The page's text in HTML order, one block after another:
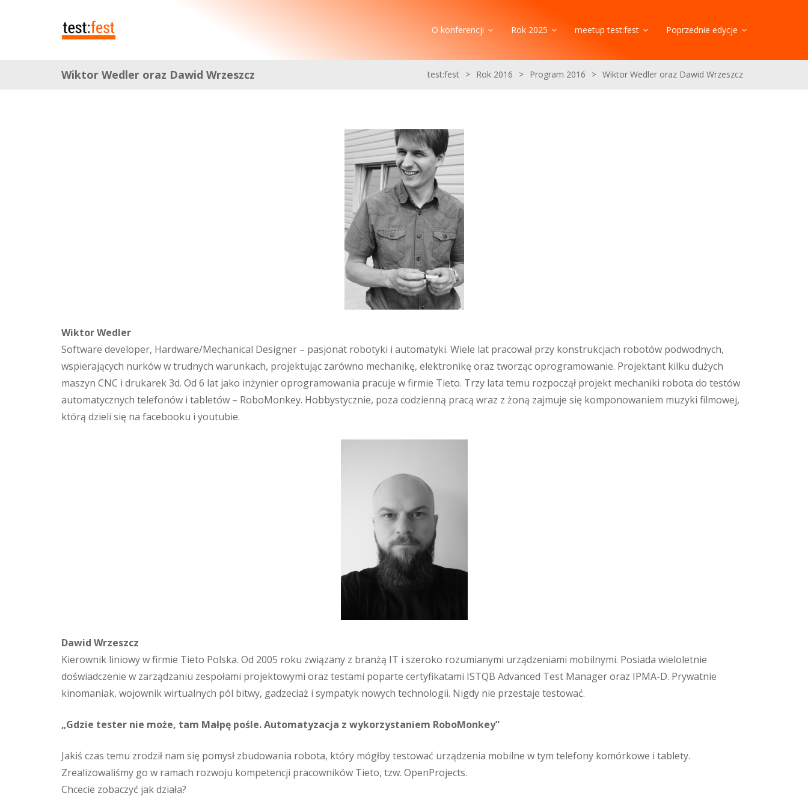
O konferencji Rok 2025 meetup test:fest Poprzednie edycje
Wiktor Wedler oraz Dawid Wrzeszcz test:fest > Rok 2016 > Program 2016 > Wiktor Wedler oraz Dawid Wrzeszcz
Wiktor Wedler
Software developer, Hardware/Mechanical Designer – pasjonat robotyki i automatyki. Wiele lat pracował przy konstrukcjach robotów podwodnych,
wspierających nurków w trudnych warunkach, projektując zarówno mechanikę, elektronikę oraz tworząc oprogramowanie. Projektant kilku dużych
maszyn CNC i drukarek 3d. Od 6 lat jako inżynier oprogramowania pracuje w firmie Tieto. Trzy lata temu rozpoczął projekt mechaniki robota do testów
automatycznych telefonów i tabletów – RoboMonkey. Hobbystycznie, poza codzienną pracą wraz z żoną zajmuje się komponowaniem muzyki filmowej,
którą dzieli się na facebooku i youtubie.
Dawid Wrzeszcz
Kierownik liniowy w firmie Tieto Polska. Od 2005 roku związany z branżą IT i szeroko rozumianymi urządzeniami mobilnymi. Posiada wieloletnie
doświadczenie w zarządzaniu zespołami projektowymi oraz testami poparte certyfikatami ISTQB Advanced Test Manager oraz IPMA-D. Prywatnie
kinomaniak, wojownik wirtualnych pól bitwy, gadzeciaż i sympatyk nowych technologii. Nigdy nie przestaje testować.
„Gdzie tester nie może, tam Małpę pośle. Automatyzacja z wykorzystaniem RoboMonkey”
Jakiś czas temu zrodził nam się pomysł zbudowania robota, który mógłby testować urządzenia mobilne w tym telefony komórkowe i tablety.
Zrealizowaliśmy go w ramach rozwoju kompetencji pracowników Tieto, tzw. OpenProjects.
Chcecie zobaczyć jak działa?